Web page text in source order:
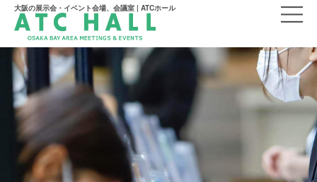
大阪の展示会・イベント会場、会議室 | ATCホール